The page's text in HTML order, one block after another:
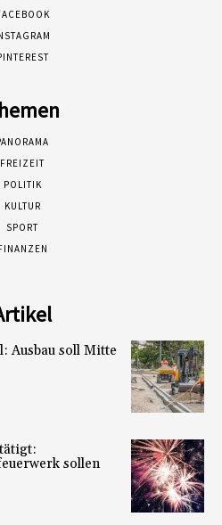
FREIZEIT
POLITIK
KULTUR
SPORT
Ausbau soll Mitte
sollen